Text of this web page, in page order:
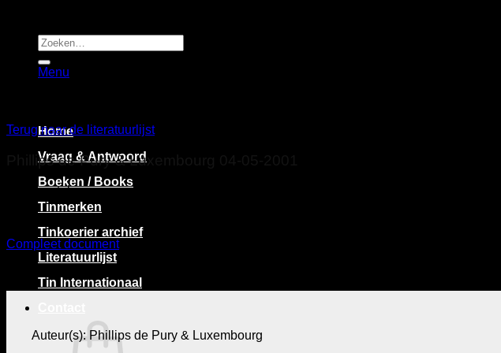
inhoudZoeken
naar:
Menu
Home
Vraag & Antwoord
Boeken / Books
Tinmerken
Tinkoerier archief
Literatuurlijst
Tin Internationaal
Terug naar de literatuurlijst
Phillips de Pury & Luxembourg 04-05-2001
veilingcatalogus
Compleet document9,1 MB
Auteur(s): Phillips de Pury & Luxembourg